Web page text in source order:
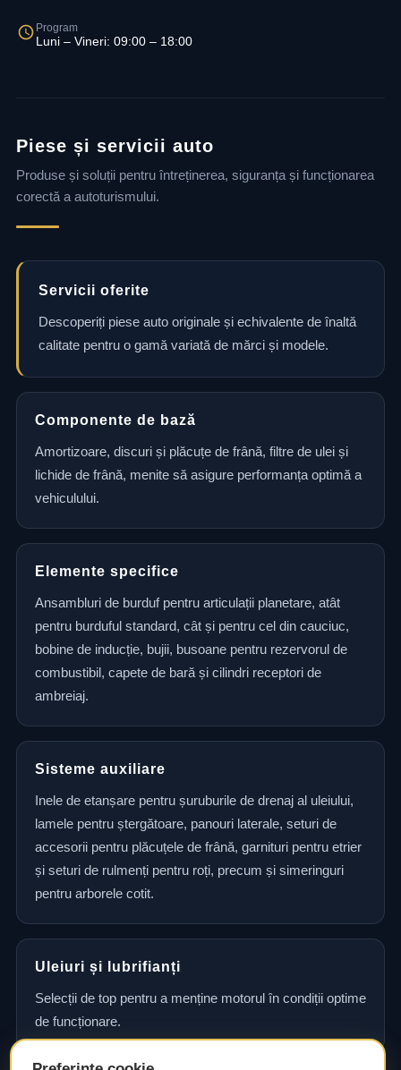
Program
Luni – Vineri: 09:00 – 18:00
Piese și servicii auto
Produse și soluții pentru întreținerea, siguranța și funcționarea
corectă a autoturismului.
Servicii oferite
Descoperiți piese auto originale și echivalente de înaltă
calitate pentru o gamă variată de mărci și modele.
Componente de bază
Amortizoare, discuri și plăcuțe de frână, filtre de ulei și
lichide de frână, menite să asigure performanța optimă a
vehiculului.
Elemente specifice
Ansambluri de burduf pentru articulații planetare, atât
pentru burduful standard, cât și pentru cel din cauciuc,
bobine de inducție, bujii, busoane pentru rezervorul de
combustibil, capete de bară și cilindri receptori de
ambreiaj.
Sisteme auxiliare
Inele de etanșare pentru șuruburile de drenaj al uleiului,
lamele pentru ștergătoare, panouri laterale, seturi de
accesorii pentru plăcuțele de frână, garnituri pentru etrier
și seturi de rulmenți pentru roți, precum și simeringuri
pentru arborele cotit.
Uleiuri și lubrifianți
Selecții de top pentru a menține motorul în condiții optime
de funcționare.